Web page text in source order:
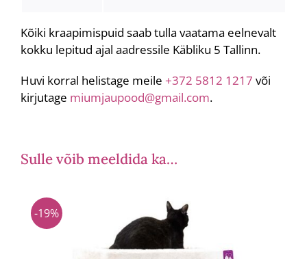
Kõiki kraapimispuid saab tulla vaatama eelnevalt
kokku lepitud ajal aadressile Käbliku 5 Tallinn.
Huvi korral helistage meile +372 5812 1217 või
kirjutage miumjaupood@gmail.com.
Sulle võib meeldida ka…
-19%